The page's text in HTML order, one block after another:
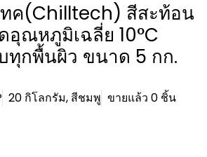
ค(Chilltech) สีสะท้อน
อุณหภูมิเฉลี่ย 10°C
ทุกพื้นผิว ขนาด 5 กก.
20 กิโลกรัม, สีชมพู ขายแล้ว 0 ชิ้น